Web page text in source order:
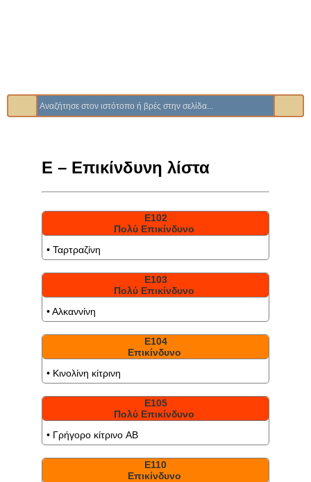
Ε – Επικίνδυνη λίστα
Ε102
Πολύ Επικίνδυνο
• Ταρτραζίνη
Ε103
Πολύ Επικίνδυνο
• Αλκαννίνη
Ε104
Επικίνδυνο
• Κινολίνη κίτρινη
Ε105
Πολύ Επικίνδυνο
• Γρήγορο κίτρινο AB
Ε110
Επικίνδυνο